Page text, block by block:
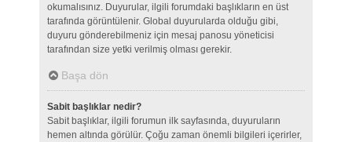
okumalısınız. Duyurular, ilgili forumdaki başlıkların en üst
tarafında görüntülenir. Global duyurularda olduğu gibi,
duyuru gönderebilmeniz için mesaj panosu yöneticisi
tarafından size yetki verilmiş olması gerekir.
Başa dön
Sabit başlıklar nedir?
Sabit başlıklar, ilgili forumun ilk sayfasında, duyuruların
hemen altında görülür. Çoğu zaman önemli bilgileri içerirler,